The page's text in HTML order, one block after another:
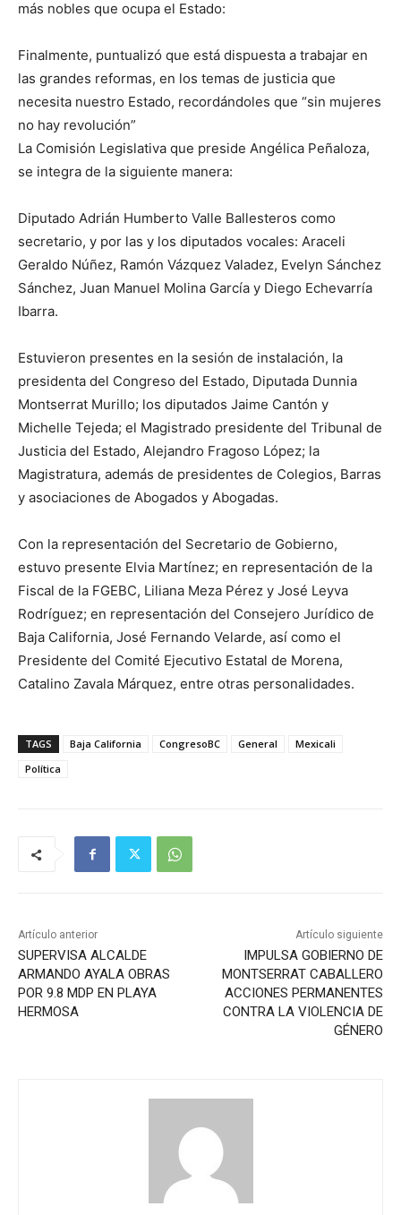
más nobles que ocupa el Estado:
Finalmente, puntualizó que está dispuesta a trabajar en
las grandes reformas, en los temas de justicia que
necesita nuestro Estado, recordándoles que “sin mujeres
no hay revolución”
La Comisión Legislativa que preside Angélica Peñaloza,
se integra de la siguiente manera:
Diputado Adrián Humberto Valle Ballesteros como
secretario, y por las y los diputados vocales: Araceli
Geraldo Núñez, Ramón Vázquez Valadez, Evelyn Sánchez
Sánchez, Juan Manuel Molina García y Diego Echevarría
Ibarra.
Estuvieron presentes en la sesión de instalación, la
presidenta del Congreso del Estado, Diputada Dunnia
Montserrat Murillo; los diputados Jaime Cantón y
Michelle Tejeda; el Magistrado presidente del Tribunal de
Justicia del Estado, Alejandro Fragoso López; la
Magistratura, además de presidentes de Colegios, Barras
y asociaciones de Abogados y Abogadas.
Con la representación del Secretario de Gobierno,
estuvo presente Elvia Martínez; en representación de la
Fiscal de la FGEBC, Liliana Meza Pérez y José Leyva
Rodríguez; en representación del Consejero Jurídico de
Baja California, José Fernando Velarde, así como el
Presidente del Comité Ejecutivo Estatal de Morena,
Catalino Zavala Márquez, entre otras personalidades.
TAGS Baja California CongresoBC General
Mexicali
Política
Artículo anterior
SUPERVISA ALCALDE
ARMANDO AYALA OBRAS
POR 9.8 MDP EN PLAYA
HERMOSA
Artículo siguiente
IMPULSA GOBIERNO DE
MONTSERRAT CABALLERO
ACCIONES PERMANENTES
CONTRA LA VIOLENCIA DE
GÉNERO